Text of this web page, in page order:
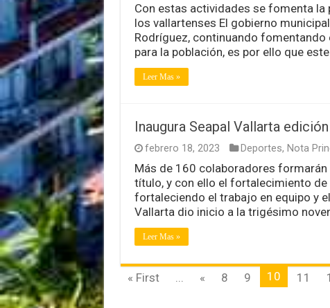
Con estas actividades se fomenta la
los vallartenses El gobierno
Rodríguez, continuando
para la población, es por ello que
Leer Mas »
Inaugura Seapal Vallarta
febrero 18, 2023 Deportes, Nota
Más de 160 colaboradores
título, y con ello el fortalecimiento
fortaleciendo el trabajo en equipo y
Vallarta dio inicio a la trigésimo
Leer Mas »
« First « 8 9 10 11